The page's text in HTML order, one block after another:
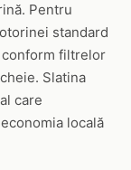
Pentru
standard
conform filtrelor
Slatina
care
locală